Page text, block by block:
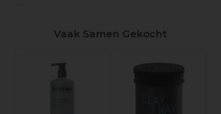
Vaak Samen Gekocht